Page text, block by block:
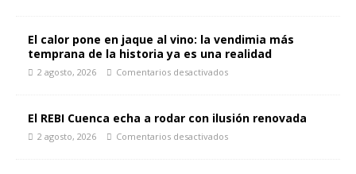
El calor pone en jaque al vino: la vendimia más
temprana de la historia ya es una realidad
2 agosto, 2026 Comentarios desactivados
El REBI Cuenca echa a rodar con ilusión renovada
2 agosto, 2026 Comentarios desactivados